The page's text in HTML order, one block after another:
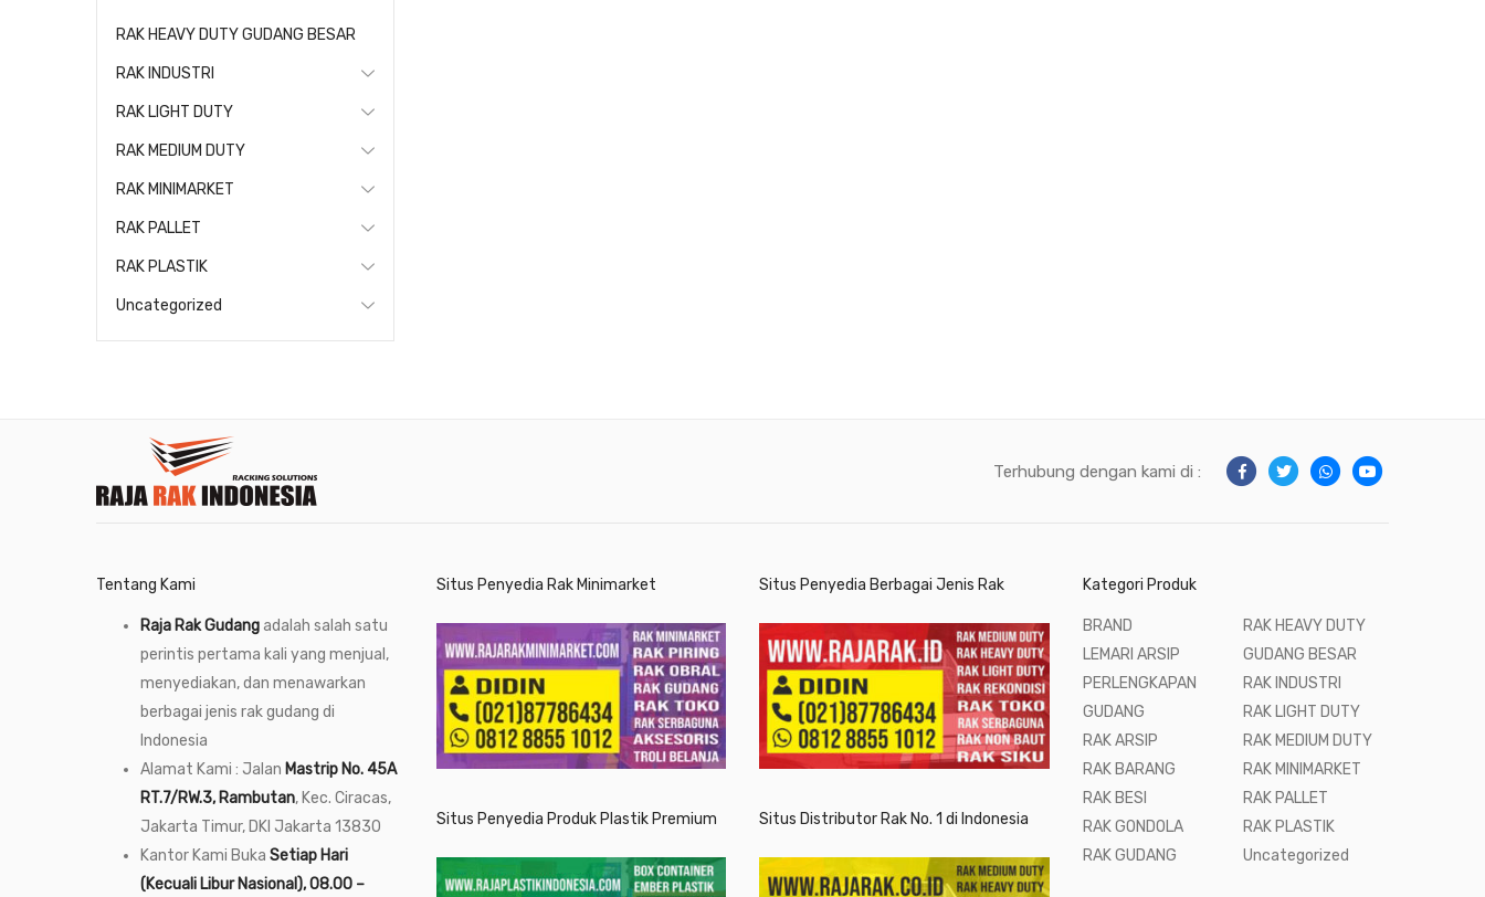
RAK HEAVY DUTY GUDANG BESAR
RAK INDUSTRI
RAK LIGHT DUTY
RAK MEDIUM DUTY
RAK MINIMARKET
RAK PALLET
RAK PLASTIK
Uncategorized
Terhubung dengan kami di :
Tentang Kami
Raja Rak Gudangadalah salah satu
perintis pertama kali yang menjual,
menyediakan, dan menawarkan
berbagai jenis rak gudang di
Indonesia
Alamat Kami : Jalan Mastrip No. 45A
RT.7/RW.3, Rambutan, Kec. Ciracas,
Jakarta Timur, DKI Jakarta 13830
Kantor Kami Buka Setiap Hari
(Kecuali Libur Nasional), 08.00 –
Situs Penyedia Rak Minimarket
Situs Penyedia Produk Plastik Premium
Situs Penyedia Berbagai Jenis Rak
Situs Distributor Rak No. 1 di Indonesia
Kategori Produk
BRAND
LEMARI ARSIP
PERLENGKAPAN
GUDANG
RAK ARSIP
RAK BARANG
RAK BESI
RAK GONDOLA
RAK GUDANG
RAK HEAVY DUTY
GUDANG BESAR
RAK INDUSTRI
RAK LIGHT DUTY
RAK MEDIUM DUTY
RAK MINIMARKET
RAK PALLET
RAK PLASTIK
Uncategorized